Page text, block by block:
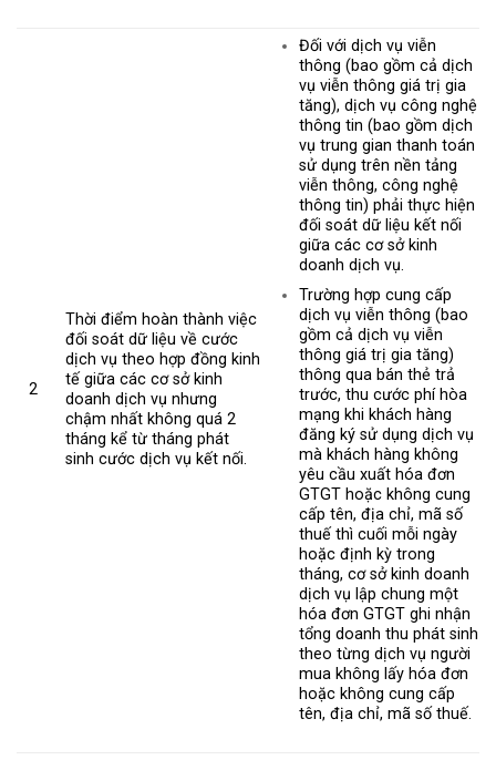
2
Thời điểm hoàn thành việc
đối soát dữ liệu về cước
dịch vụ theo hợp đồng kinh
tế giữa các cơ sở kinh
doanh dịch vụ nhưng
chậm nhất không quá 2
tháng kể từ tháng phát
sinh cước dịch vụ kết nối.
Đối với dịch vụ viễn
thông (bao gồm cả dịch
vụ viễn thông giá trị gia
tăng), dịch vụ công nghệ
thông tin (bao gồm dịch
vụ trung gian thanh toán
sử dụng trên nền tảng
viễn thông, công nghệ
thông tin) phải thực hiện
đối soát dữ liệu kết nối
giữa các cơ sở kinh
doanh dịch vụ.
Trường hợp cung cấp
dịch vụ viễn thông (bao
gồm cả dịch vụ viễn
thông giá trị gia tăng)
thông qua bán thẻ trả
trước, thu cước phí hòa
mạng khi khách hàng
đăng ký sử dụng dịch vụ
mà khách hàng không
yêu cầu xuất hóa đơn
GTGT hoặc không cung
cấp tên, địa chỉ, mã số
thuế thì cuối mỗi ngày
hoặc định kỳ trong
tháng, cơ sở kinh doanh
dịch vụ lập chung một
hóa đơn GTGT ghi nhận
tổng doanh thu phát sinh
theo từng dịch vụ người
mua không lấy hóa đơn
hoặc không cung cấp
tên, địa chỉ, mã số thuế.